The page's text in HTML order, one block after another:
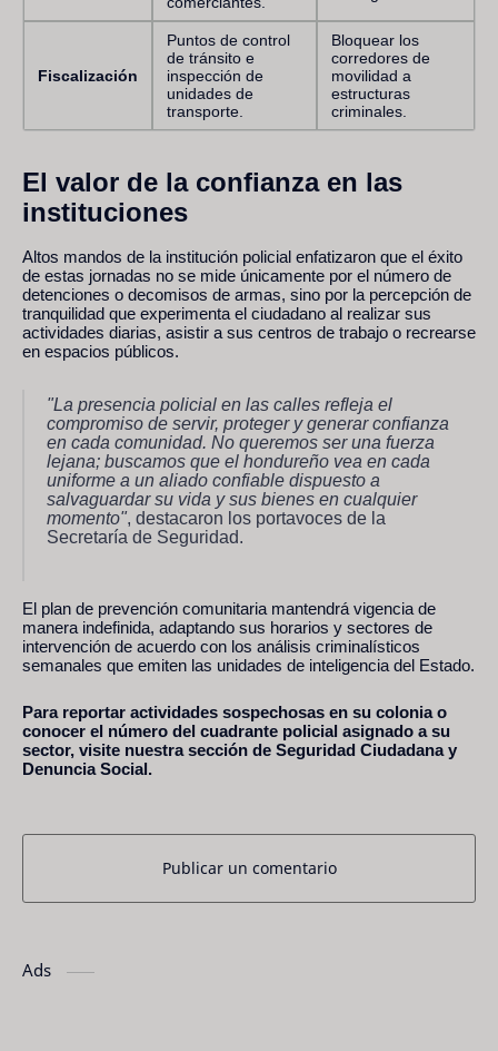
Fiscalización
Puntos de control
de tránsito e
inspección de
unidades de
transporte.
Bloquear los
corredores de
movilidad a
estructuras
criminales.
El valor de la confianza en las
instituciones
Altos mandos de la institución policial enfatizaron que el éxito
de estas jornadas no se mide únicamente por el número de
detenciones o decomisos de armas, sino por la percepción de
tranquilidad que experimenta el ciudadano al realizar sus
actividades diarias, asistir a sus centros de trabajo o recrearse
en espacios públicos.
"La presencia policial en las calles refleja el
compromiso de servir, proteger y generar confianza
en cada comunidad. No queremos ser una fuerza
lejana; buscamos que el hondureño vea en cada
uniforme a un aliado confiable dispuesto a
salvaguardar su vida y sus bienes en cualquier
momento", destacaron los portavoces de la
Secretaría de Seguridad.
El plan de prevención comunitaria mantendrá vigencia de
manera indefinida, adaptando sus horarios y sectores de
intervención de acuerdo con los análisis criminalísticos
semanales que emiten las unidades de inteligencia del Estado.
Para reportar actividades sospechosas en su colonia o
conocer el número del cuadrante policial asignado a su
sector, visite nuestra sección de Seguridad Ciudadana y
Denuncia Social.
Publicar un comentario
Ads